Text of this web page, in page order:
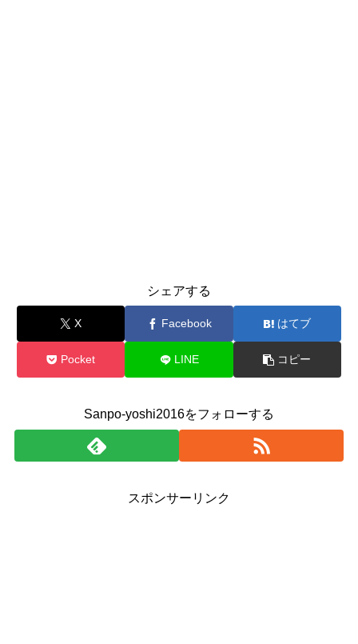
シェアする
X Facebook はてブ
Pocket LINE コピー
Sanpo-yoshi2016をフォローする
スポンサーリンク